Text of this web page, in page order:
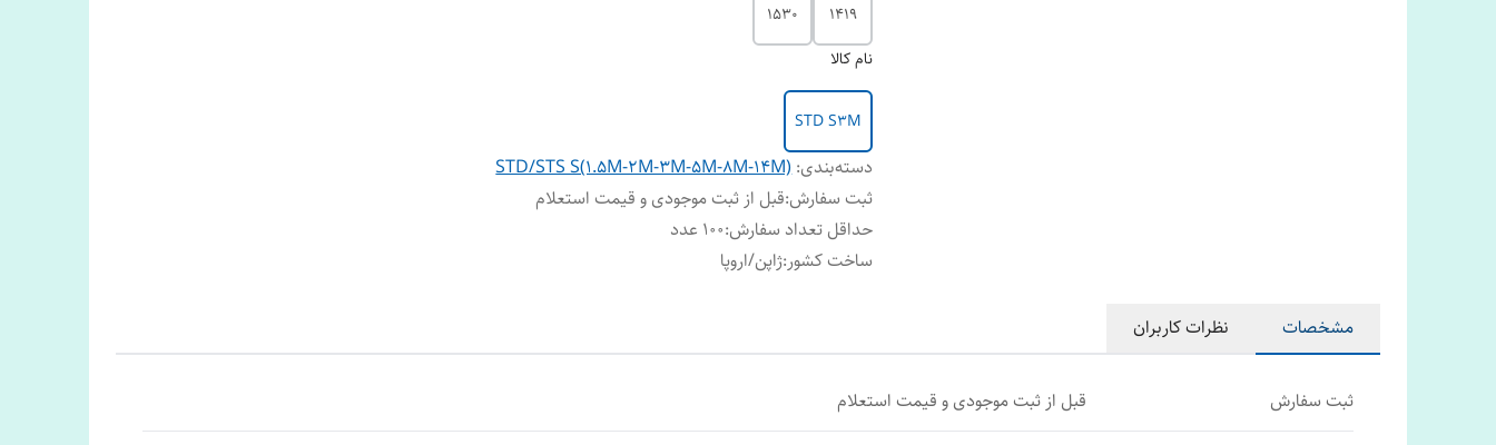
1419
1530
نام کالا
STD S3M
دسته‌بندی:
STD/STS S(1.5M-2M-3M-5M-8M-14M)
ثبت سفارش:قبل از ثبت موجودی و قیمت استعلام
حداقل تعداد سفارش:100 عدد
ساخت کشور:ژاپن/اروپا
مشخصات نظرات کاربران
ثبت سفارش قبل از ثبت موجودی و قیمت استعلام